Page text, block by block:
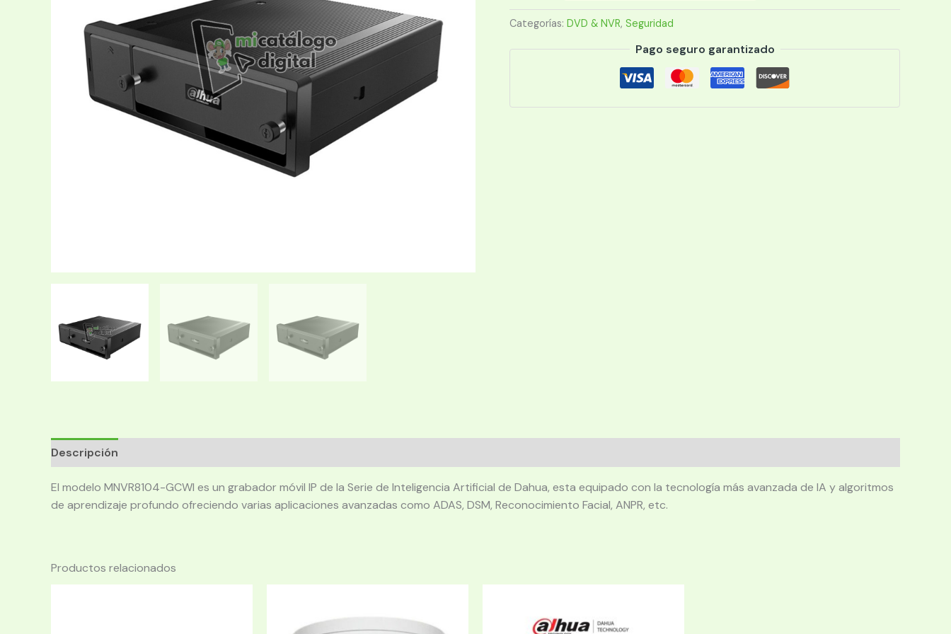
GFWI
POE
cantidad
Categorías: DVD & NVR, Seguridad
Pago seguro garantizado
Descripción
El modelo MNVR8104-GCWI es un grabador móvil IP de la Serie de Inteligencia Artificial de Dahua, esta equipado con la tecnología más avanzada de IA y algoritmos
de aprendizaje profundo ofreciendo varias aplicaciones avanzadas como ADAS, DSM, Reconocimiento Facial, ANPR, etc.
Productos relacionados